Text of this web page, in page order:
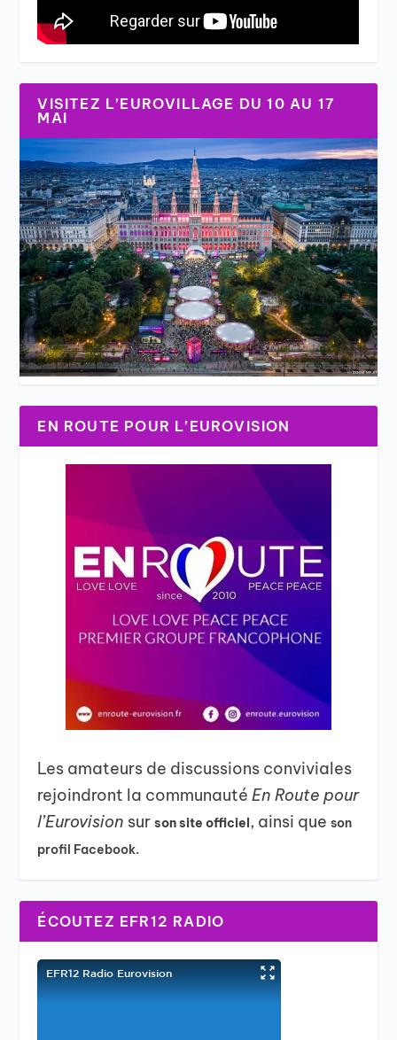
VISITEZ L’EUROVILLAGE DU 10 AU 17
MAI
EN ROUTE POUR L’EUROVISION
Les amateurs de discussions conviviales
rejoindront la communautéEn Route pour
l’Eurovision surson site officiel, ainsi queson
profil Facebook.
ÉCOUTEZ EFR12 RADIO